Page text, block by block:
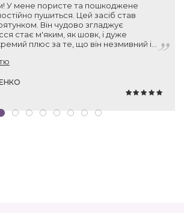
У мене пористе та пошкоджене
пушиться. Цей засіб став
Він чудово згладжує
стає м'яким, як шовк, і дуже
плюс за те, що він незмивний і
(150 мл) та німецьку якість це